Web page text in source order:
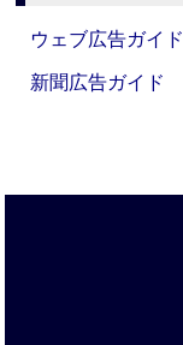
ウェブ広告ガイド
新聞広告ガイド